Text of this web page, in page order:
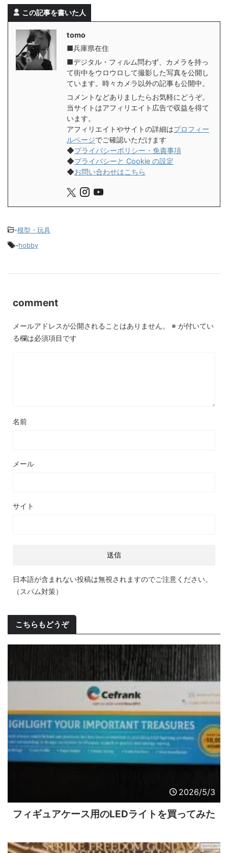
この記事を書いた人
tomo
■兵庫県在住
■デジタル・フィルム問わず、カメラを持っ
て街中をウロウロして撮影した写真を公開し
ています。時々カメラ以外の記事も公開中。
コメントなどありましたらお気軽にどうぞ。
当サイトはアフィリエイト広告で収益を得て
います。
アフィリエイトやサイトの詳細はプロフィー
ルページでご確認いただけます
◆プライバシーポリシー・免責事項
◆プライバシーと Cookie の設定
◆お問い合わせはこちら
-模型・玩具
-hobby
comment
メールアドレスが公開されることはありません。 ※ が付いてい
る欄は必須項目です
名前
メール
サイト
日本語が含まれない投稿は無視されますのでご注意ください。
（スパム対策）
こちらもどうぞ
2026/5/3
フィギュアケース用のLEDライトを買ってみた